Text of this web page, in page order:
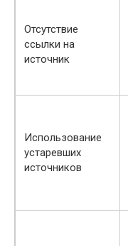
Отсутствие
ссылки на
источник
Использование
устаревших
источников